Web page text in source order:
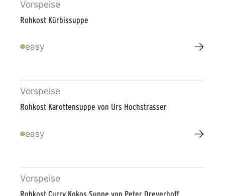
Vorspeise
Rohkost Kürbissuppe
easy →
Vorspeise
Rohkost Karottensuppe von Urs Hochstrasser
easy →
Vorspeise
Rohkost Curry Kokos Suppe von Peter Dreverhoff